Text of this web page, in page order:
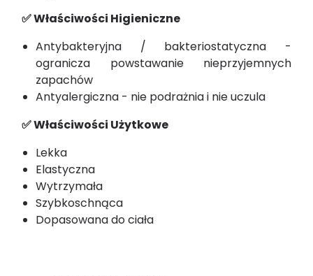
✅ Właściwości Higieniczne
Antybakteryjna / bakteriostatyczna -
ogranicza powstawanie nieprzyjemnych
zapachów
Antyalergiczna - nie podrażnia i nie uczula
✅ Właściwości Użytkowe
Lekka
Elastyczna
Wytrzymała
Szybkoschnąca
Dopasowana do ciała